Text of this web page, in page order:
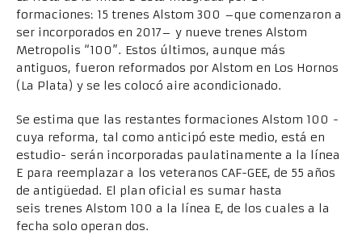
formaciones: 15 trenes Alstom 300 –que comenzaron a
ser incorporados en 2017– y nueve trenes Alstom
Metropolis “100”. Estos últimos, aunque más
antiguos, fueron reformados por Alstom en Los Hornos
(La Plata) y se les colocó aire acondicionado.
Se estima que las restantes formaciones Alstom 100 -
cuya reforma, tal como anticipó este medio, está en
estudio- serán incorporadas paulatinamente a la línea
E para reemplazar a los veteranos CAF-GEE, de 55 años
de antigüedad. El plan oficial es sumar hasta
seis trenes Alstom 100 a la línea E, de los cuales a la
fecha solo operan dos.